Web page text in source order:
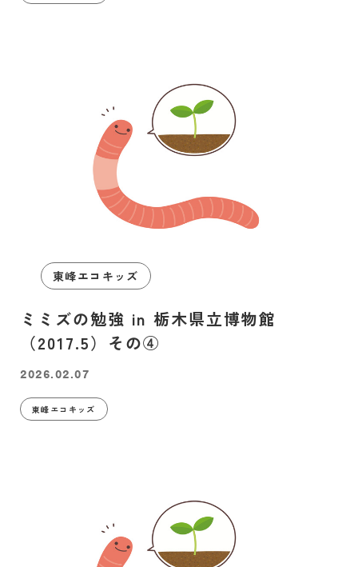
東峰エコキッズ
ミミズの勉強 in 栃木県立博物館
（2017.5）その④
2026.02.07
東峰エコキッズ